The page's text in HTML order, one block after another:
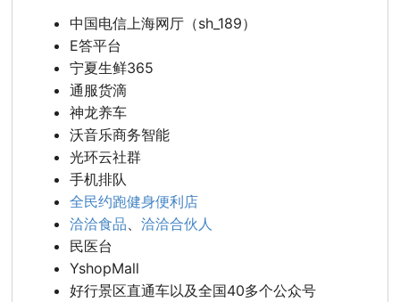
中国电信上海网厅（sh_189）
E答平台
宁夏生鲜365
通服货滴
神龙养车
沃音乐商务智能
光环云社群
手机排队
全民约跑健身便利店
洽洽食品、 洽洽合伙人
民医台
YshopMall
好行景区直通车以及全国40多个公众号